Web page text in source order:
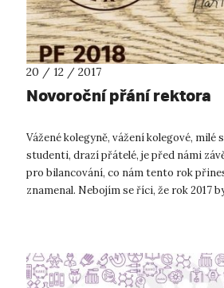
20 / 12 / 2017
Novoroční přání rektora
Vážené kolegyně, vážení kolegové, milé
studenti, drazí přátelé, je před námi
pro bilancování, co nám tento rok
znamenal. Nebojím se říci, že rok 2017